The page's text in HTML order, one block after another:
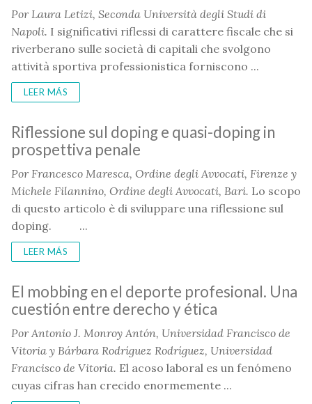
Por Laura Letizi, Seconda Università degli Studi di
Napoli. I significativi riflessi di carattere fiscale che si
riverberano sulle società di capitali che svolgono
attività sportiva professionistica forniscono ...
LEER MÁS
Riflessione sul doping e quasi-doping in
prospettiva penale
Por Francesco Maresca, Ordine degli Avvocati, Firenze y
Michele Filannino, Ordine degli Avvocati, Bari. Lo scopo
di questo articolo è di sviluppare una riflessione sul
doping.
...
LEER MÁS
El mobbing en el deporte profesional. Una
cuestión entre derecho y ética
Por Antonio J. Monroy Antón, Universidad Francisco de
Vitoria y Bárbara Rodríguez Rodríguez, Universidad
Francisco de Vitoria. El acoso laboral es un fenómeno
cuyas cifras han crecido enormemente ...